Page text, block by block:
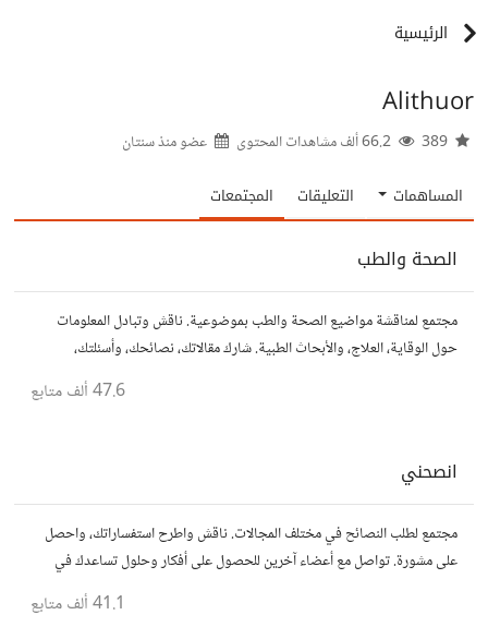
الرئيسية
Alithuor
عضو منذسنتان
المساهمات التعليقات المجتمعات
الصحة والطب
مجتمع لمناقشة مواضيع الصحة والطب بموضوعية. ناقش وتبادل المعلومات
حول الوقاية، العلاج، والأبحاث الطبية. شارك مقالاتك، نصائحك، وأسئلتك،
47.6 ألف متابع
انصحني
مجتمع لطلب النصائح في مختلف المجالات. ناقش واطرح استفساراتك، واحصل
على مشورة. تواصل مع أعضاء آخرين للحصول على أفكار وحلول تساعدك في
41.1 ألف متابع